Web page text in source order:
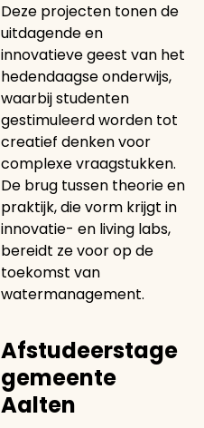
Deze projecten tonen de
uitdagende en
innovatieve geest van het
hedendaagse onderwijs,
waarbij studenten
gestimuleerd worden tot
creatief denken voor
complexe vraagstukken.
De brug tussen theorie en
praktijk, die vorm krijgt in
innovatie- en living labs,
bereidt ze voor op de
toekomst van
watermanagement.
Afstudeerstage
gemeente
Aalten